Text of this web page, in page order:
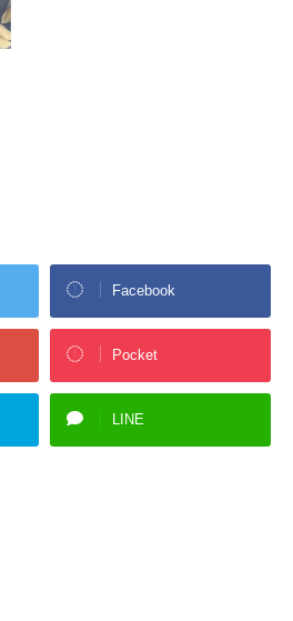
Facebook
Pocket
LINE